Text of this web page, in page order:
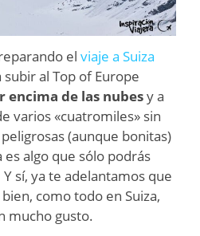
el viaje a Suiza
al Top of Europe
encima de las nubesy a
varios «cuatromiles» sin
(aunque bonitas)
algo que sólo podrás
sí, ya te adelantamos que
como todo en Suiza,
mucho gusto.